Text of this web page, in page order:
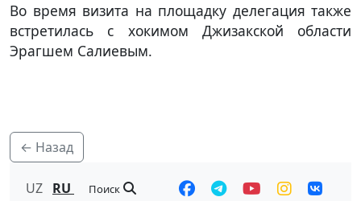
Во время визита на площадку делегация также
встретилась с хокимом Джизакской области
Эрагшем Салиевым.
← Назад
UZ RU Поиск